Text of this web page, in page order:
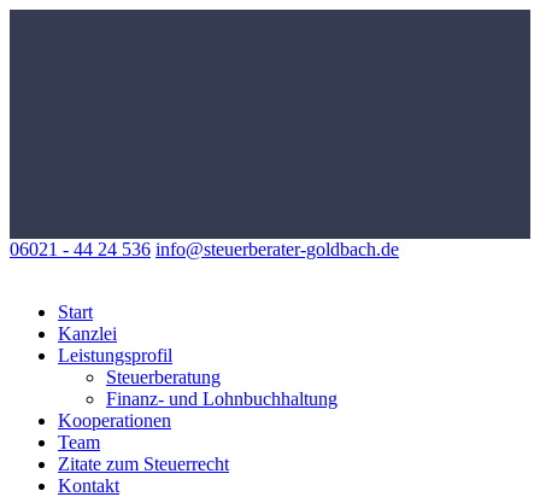
06021 - 44 24 536 info@steuerberater-goldbach.de
Start
Kanzlei
Leistungsprofil
Steuerberatung
Finanz- und Lohnbuchhaltung
Kooperationen
Team
Zitate zum Steuerrecht
Kontakt